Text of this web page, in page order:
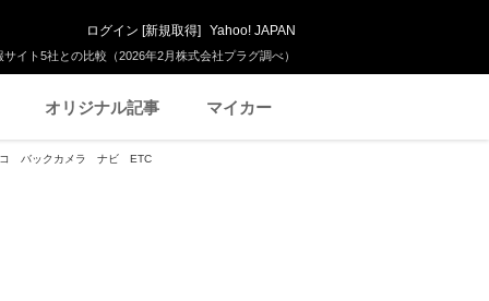
イト5社との比較（2026年2月株式会社プラグ調べ）
ログイン [新規取得] Yahoo! JAPAN
オリジナル記事 マイカー
コ バックカメラ ナビ ETC